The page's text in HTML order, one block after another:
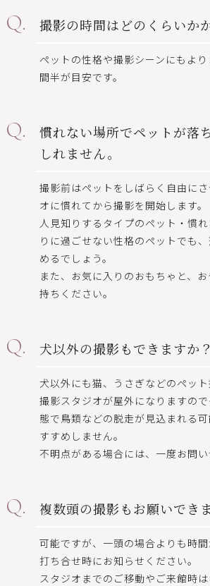
撮影の時間はどのくらいか
ペットの性格や撮影シーンにもよ
間半が目安です。
慣れない場所でペットが落
しれません。
撮影前はペットをしばらく自由に
オに慣れてから撮影を開始します。
人見知りするタイプのペット・慣
りに過ごせない性格のペットでも
めるでしょう。
また、お気に入りのおもちゃと、
持ちください。
犬以外の撮影もできますか？
犬以外にも猫、うさぎなどのペット
撮影スタジオが屋外になりますの
態で鳥類などの脱走が見込まれる
すすめしません。
不明点がある場合には、一度お問い
複数頭の撮影もお願いでき
可能ですが、一頭の場合よりも時間
打ち合せ時にお知らせください。
スタジオまでのご移動やご来館時